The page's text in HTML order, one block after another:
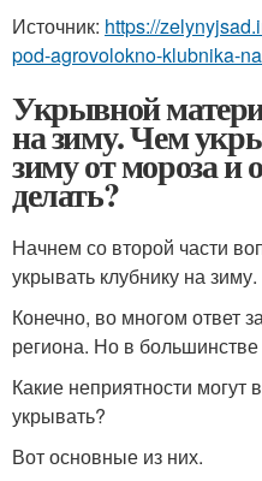
Источник: https://
pod-agrovolokno-klubnika-
Укрывной
на зиму. Чем
зиму от мороза и
делать?
Начнем со второй части
укрывать клубнику на зиму.
Конечно, во многом ответ
региона. Но в
Какие неприятности могут
укрывать?
Вот основные из них.